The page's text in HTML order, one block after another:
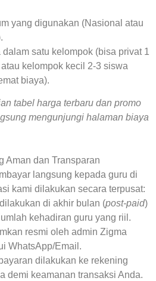
yang digunakan (Nasional atau
satu kelompok (bisa privat 1
kelompok kecil 2-3 siswa
biaya).
tabel harga terbaru dan promo
mengunjungi halaman biaya
Aman dan Transparan
langsung kepada guru di
kami dilakukan secara terpusat:
di akhir bulan (post-paid)
kehadiran guru yang riil.
resmi oleh admin Zigma
WhatsApp/Email.
dilakukan ke rekening
demi keamanan transaksi Anda.